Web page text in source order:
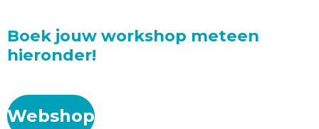
Boek jouw workshop meteen
hieronder!
Webshop